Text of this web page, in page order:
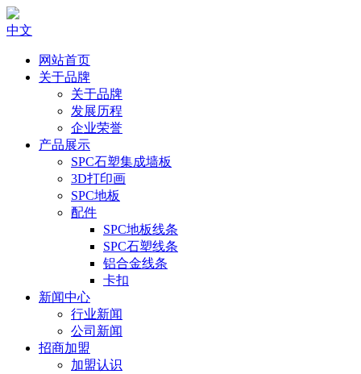
中文
网站首页
关于品牌
关于品牌
发展历程
企业荣誉
产品展示
SPC石塑集成墙板
3D打印画
SPC地板
配件
SPC地板线条
SPC石塑线条
铝合金线条
卡扣
新闻中心
行业新闻
公司新闻
招商加盟
加盟认识